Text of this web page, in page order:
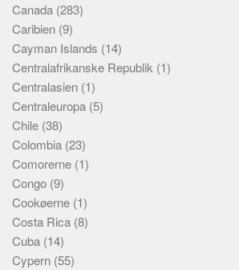
Canada (283)
Caribien (9)
Cayman Islands (14)
Centralafrikanske Republik (1)
Centralasien (1)
Centraleuropa (5)
Chile (38)
Colombia (23)
Comorerne (1)
Congo (9)
Cookøerne (1)
Costa Rica (8)
Cuba (14)
Cypern (55)